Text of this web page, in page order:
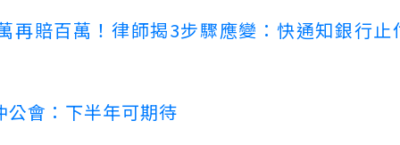
再賠百萬！律師揭3步驟應變：快通知銀行止
會：下半年可期待